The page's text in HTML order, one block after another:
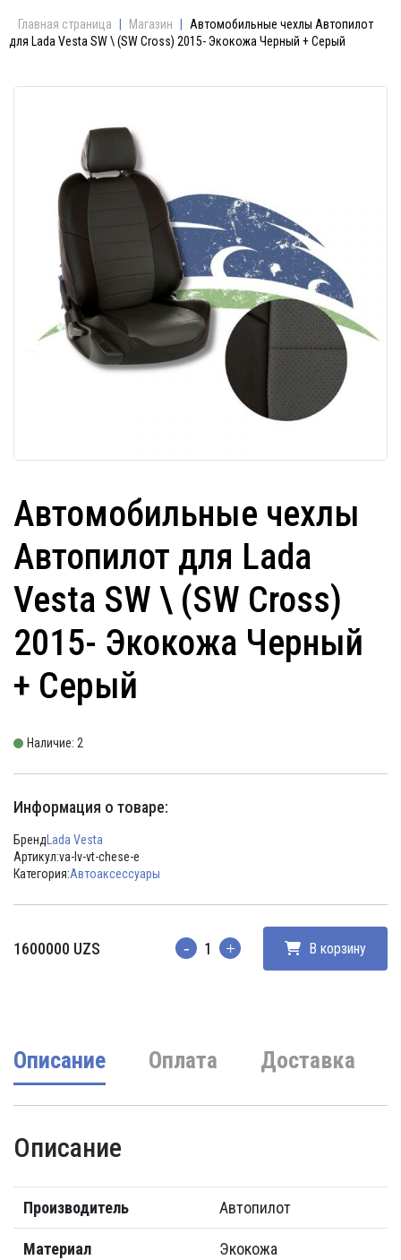
Главная страница Магазин
Автомобильные чехлы Автопилот
для Lada Vesta SW \ (SW Cross) 2015- Экокожа Черный + Серый
Автомобильные чехлы
Автопилот для Lada
Vesta SW \ (SW Cross)
2015- Экокожа Черный
+ Серый
Наличие: 2
Информация о товаре:
Бренд Lada Vesta
Артикул:va-lv-vt-chese-e
Категория:Автоаксессуары
1600000 UZS Количество В корзину
Описание Оплата Доставка
Описание
Производитель Автопилот
Материал Экокожа